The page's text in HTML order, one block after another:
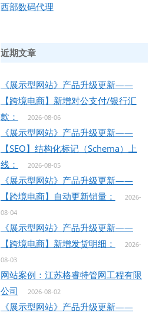
西部数码代理
近期文章
《展示型网站》产品升级更新——
【跨境电商】新增对公支付/银行汇
款：
2026-08-06
《展示型网站》产品升级更新——
【SEO】结构化标记（Schema）上
线：
2026-08-05
《展示型网站》产品升级更新——
【跨境电商】自动更新销量：
2026-
08-04
《展示型网站》产品升级更新——
【跨境电商】新增发货明细：
2026-
08-03
网站案例：江苏格睿特管网工程有限
公司
2026-08-02
《展示型网站》产品升级更新——